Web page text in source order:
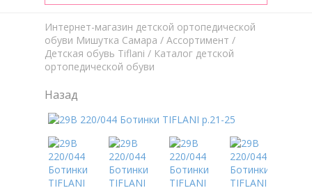
Интернет-магазин детской ортопедической
обуви Мишутка Самара / Aссортимент /
Детская обувь Tiflani / Каталог детской
ортопедической обуви
Назад